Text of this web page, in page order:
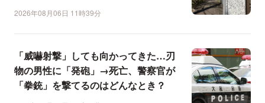
2026年08月06日 11時39分
「威嚇射撃」しても向かってきた…刃
物の男性に「発砲」→死亡、警察官が
「拳銃」を撃てるのはどんなとき？